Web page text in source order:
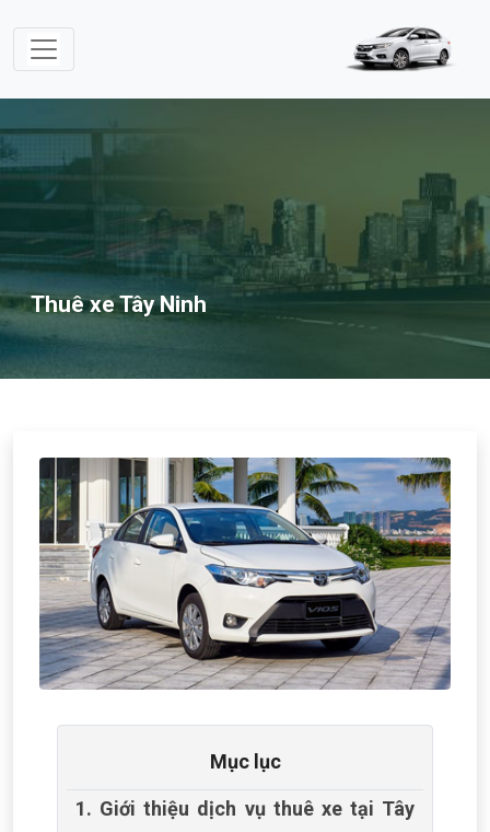
Thuê xe Tây Ninh
Mục lục
1. Giới thiệu dịch vụ thuê xe tại Tây